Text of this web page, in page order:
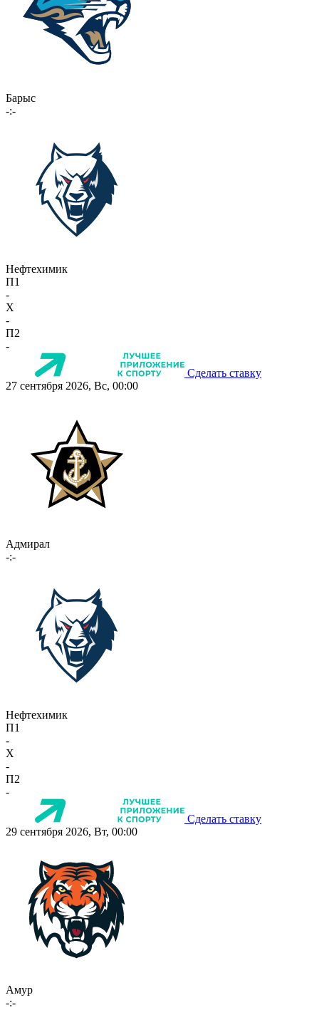
Барыс
-:-
Нефтехимик
П1
-
X
-
П2
-
Сделать ставку
27 сентября 2026, Вс, 00:00
Адмирал
-:-
Нефтехимик
П1
-
X
-
П2
-
Сделать ставку
29 сентября 2026, Вт, 00:00
Амур
-:-